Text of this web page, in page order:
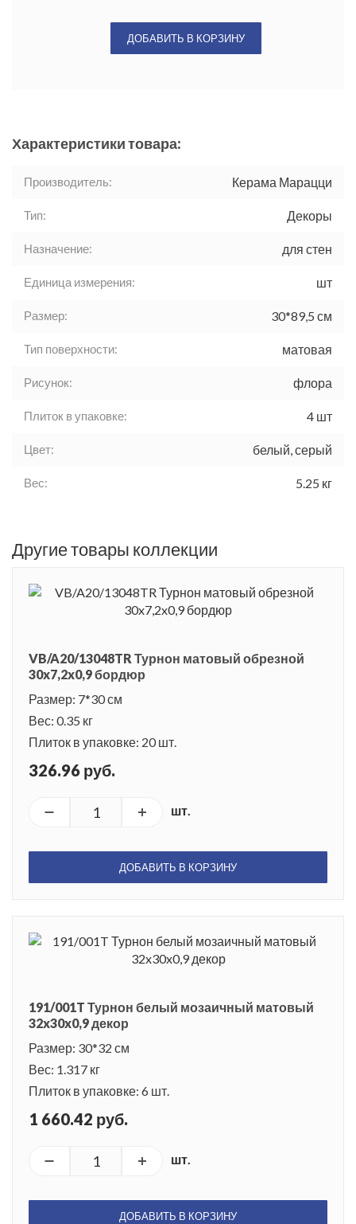
ДОБАВИТЬ В КОРЗИНУ
Характеристики товара:
Производитель: Керама Марацци
Тип: Декоры
Назначение: для стен
Единица измерения: шт
Размер: 30*89,5 см
Тип поверхности: матовая
Рисунок: флора
Плиток в упаковке: 4 шт
Цвет: белый, серый
Вес: 5.25 кг
Другие товары коллекции
VB/A20/13048TR Турнон матовый обрезной
30x7,2x0,9 бордюр
Размер: 7*30 см
Вес: 0.35 кг
Плиток в упаковке: 20 шт.
326.96 руб.
шт.
ДОБАВИТЬ В КОРЗИНУ
191/001T Турнон белый мозаичный матовый
32x30x0,9 декор
Размер: 30*32 см
Вес: 1.317 кг
Плиток в упаковке: 6 шт.
1 660.42 руб.
шт.
ДОБАВИТЬ В КОРЗИНУ